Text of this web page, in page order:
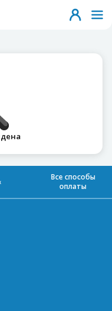
Все способы
оплаты